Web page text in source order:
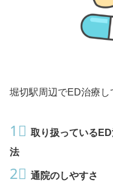
堀切駅周辺でED治療
1⃣ 取り扱っている
法
2⃣ 通院のしやすさ